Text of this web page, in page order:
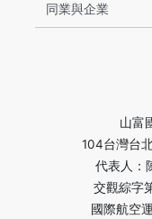
山富
104台灣台
代表人：
交觀綜字
國際航空
同業與企業